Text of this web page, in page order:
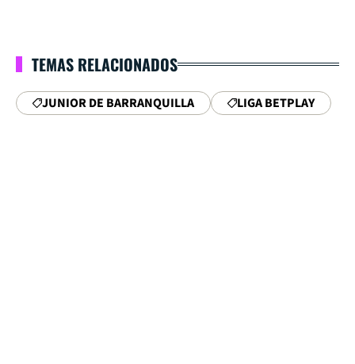
TEMAS RELACIONADOS
JUNIOR DE BARRANQUILLA LIGA BETPLAY